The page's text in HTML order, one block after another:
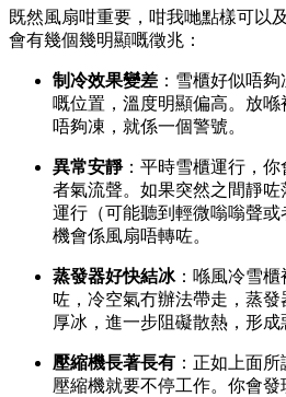
既然風扇咁重要，咁我哋點樣可以
會有幾個幾明顯嘅徵兆：
制冷效果變差 ：雪櫃好似唔
嘅位置，溫度明顯偏高。放
唔夠凍，就係一個警號。
異常安靜：平時雪櫃運行，
者氣流聲。如果突然之間靜
運行（可能聽到輕微嗡嗡聲
機會係風扇唔轉咗。
蒸發器好快結冰：喺風冷雪櫃
咗，冷空氣冇辦法帶走，蒸
厚冰，進一步阻礙散熱，形成
壓縮機長著長有 ：正如上面
壓縮機就要不停工作。你會